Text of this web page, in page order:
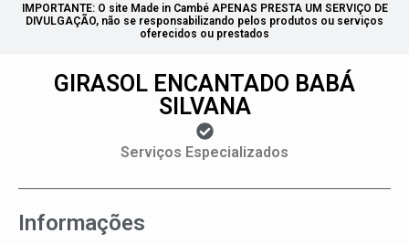
IMPORTANTE: O site Made in Cambé APENAS PRESTA UM SERVIÇO DE
DIVULGAÇÃO, não se responsabilizando pelos produtos ou serviços
oferecidos ou prestados
GIRASOL ENCANTADO BABÁ
SILVANA
Serviços Especializados
Informações